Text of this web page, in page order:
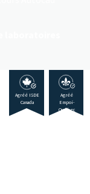
Agréé ISDE
Canada
Agréé
Empoi-
Québec